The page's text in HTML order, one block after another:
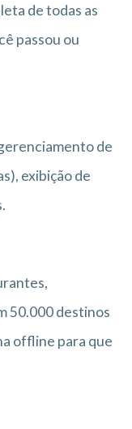
de todas as
passou ou
de
exibição de
50.000 destinos
offline para que